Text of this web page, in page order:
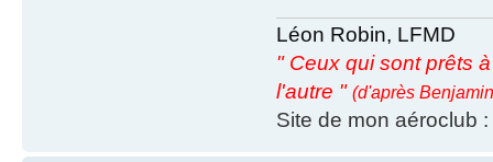
Léon Robin, LFMD
" Ceux qui sont prêts
l'autre " (d'après
Site de mon aéroclub :